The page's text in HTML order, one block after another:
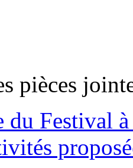
pièces
du Festival